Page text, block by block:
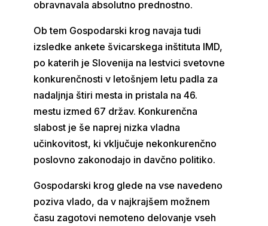
obravnavala absolutno prednostno.
Ob tem Gospodarski krog navaja tudi
izsledke ankete švicarskega inštituta IMD,
po katerih je Slovenija na lestvici svetovne
konkurenčnosti v letošnjem letu padla za
nadaljnja štiri mesta in pristala na 46.
mestu izmed 67 držav. Konkurenčna
slabost je še naprej nizka vladna
učinkovitost, ki vključuje nekonkurenčno
poslovno zakonodajo in davčno politiko.
Gospodarski krog glede na vse navedeno
poziva vlado, da v najkrajšem možnem
času zagotovi nemoteno delovanje vseh